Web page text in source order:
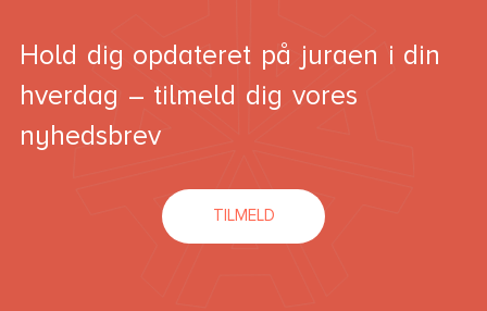
Hold dig opdateret på juraen i din
hverdag – tilmeld dig vores
nyhedsbrev
TILMELD